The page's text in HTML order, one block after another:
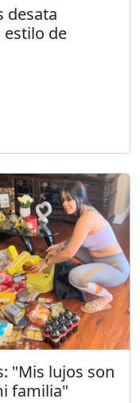
desata
estilo de
"Mis lujos son
familia"